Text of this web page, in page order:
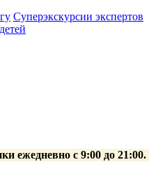
Суперэкскурсии экспертов
ежедневно с 9:00 до